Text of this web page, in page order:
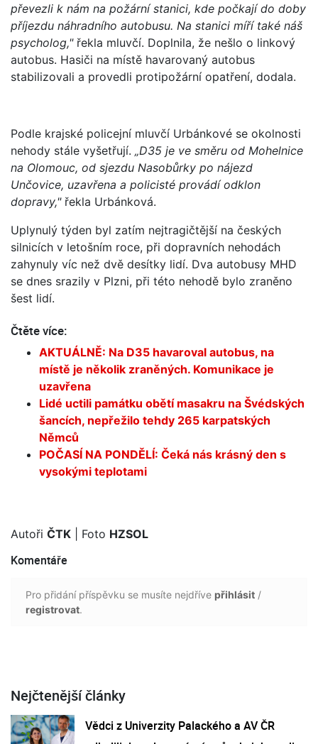
převezli k nám na požární stanici, kde počkají do doby
příjezdu náhradního autobusu. Na stanici míří také náš
psycholog,"řekla mluvčí. Doplnila, že nešlo o linkový
autobus. Hasiči na místě havarovaný autobus
stabilizovali a provedli protipožární opatření, dodala.
Podle krajské policejní mluvčí Urbánkové se okolnosti
nehody stále vyšetřují. „D35 je ve směru od Mohelnice
na Olomouc, od sjezdu Nasobůrky po nájezd
Unčovice, uzavřena a policisté provádí odklon
dopravy,"řekla Urbánková.
Uplynulý týden byl zatím nejtragičtější na českých
silnicích v letošním roce, při dopravních nehodách
zahynuly víc než dvě desítky lidí. Dva autobusy MHD
se dnes srazily v Plzni, při této nehodě bylo zraněno
šest lidí.
Čtěte více:
AKTUÁLNĚ: Na D35 havaroval autobus, na
místě je několik zraněných. Komunikace je
uzavřena
Lidé uctili památku obětí masakru na Švédských
šancích, nepřežilo tehdy 265 karpatských
Němců
POČASÍ NA PONDĚLÍ: Čeká nás krásný den s
vysokými teplotami
Autoři ČTK | Foto HZSOL
Komentáře
Pro přidání příspěvku se musíte nejdříve přihlásit /
registrovat.
Nejčtenější články
Vědci z Univerzity Palackého a AV ČR